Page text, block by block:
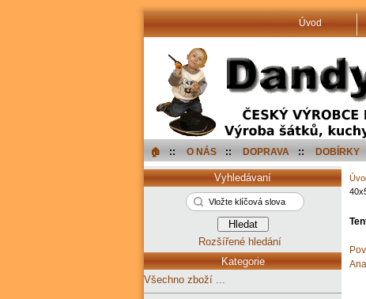
Úvod
🏠︎ :: O NÁS :: DOPRAVA :: DOBÍRKY
Vyhledávaní
Rozšířené hledání
Kategorie
Všechno zboží ...